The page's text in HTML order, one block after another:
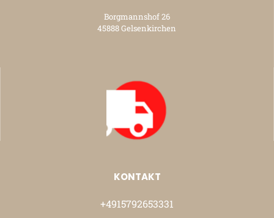
Borgmannshof 26
45888 Gelsenkirchen
KONTAKT
+4915792653331